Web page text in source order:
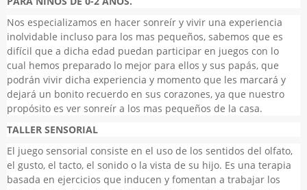
Nos especializamos en hacer sonreír y vivir una experiencia
inolvidable incluso para los mas pequeños, sabemos que es
difícil que a dicha edad puedan participar en juegos con lo
cual hemos preparado lo mejor para ellos y sus papás, que
podrán vivir dicha experiencia y momento que les marcará y
dejará un bonito recuerdo en sus corazones, ya que nuestro
propósito es ver sonreír a los mas pequeños de la casa.
TALLER SENSORIAL
El juego sensorial consiste en el uso de los sentidos del olfato,
el gusto, el tacto, el sonido o la vista de su hijo. Es una terapia
basada en ejercicios que inducen y fomentan a trabajar los